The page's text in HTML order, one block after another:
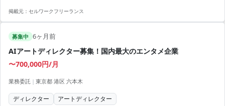
管理 【アピールポイント】 ・柔軟なリモート体制での作業が可能 ・作
件で円滑なコミュニケーションを実現 ・様々なデザインジャンルに挑
戦でき、スキルアップが図れる ・多様なツールを使用する機会があ
掲載元： セルワークフリーランス
募集中 6ヶ月前
AIアートディレクター募集！国内最大のエンタメ企業
〜700,000円/月
業務委託 | 東京都 港区 六本木
ディレクター アートディレクター